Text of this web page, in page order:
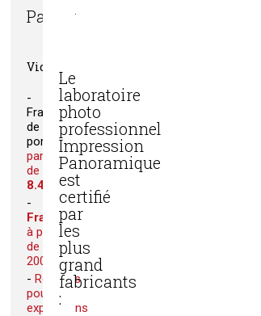
Panier
Vide
Frais
de
port
partir
de
8.40€
Franco
à partir
de
200€
Remises
pour vos
expositions
Le
laboratoire
photo
professionnel
Impression
Panoramique
est
certifié
par
les
plus
grand
fabricants
: